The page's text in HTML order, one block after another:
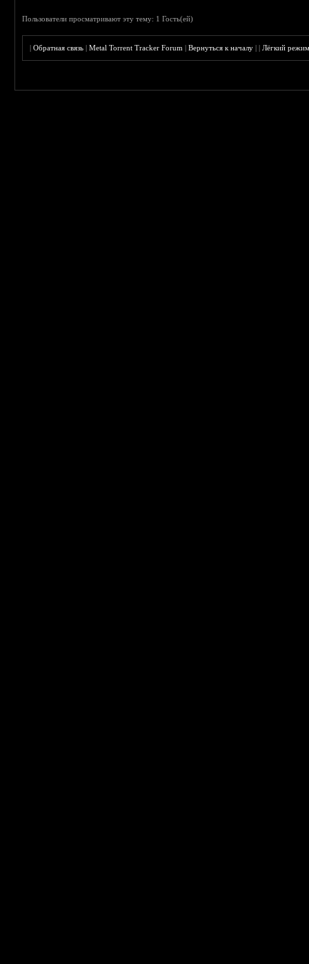
Пользователи просматривают эту тему: 1 Гость(ей)
|Обратная связь |Metal Torrent Tracker Forum |Вернуться к началу ||Лёгкий